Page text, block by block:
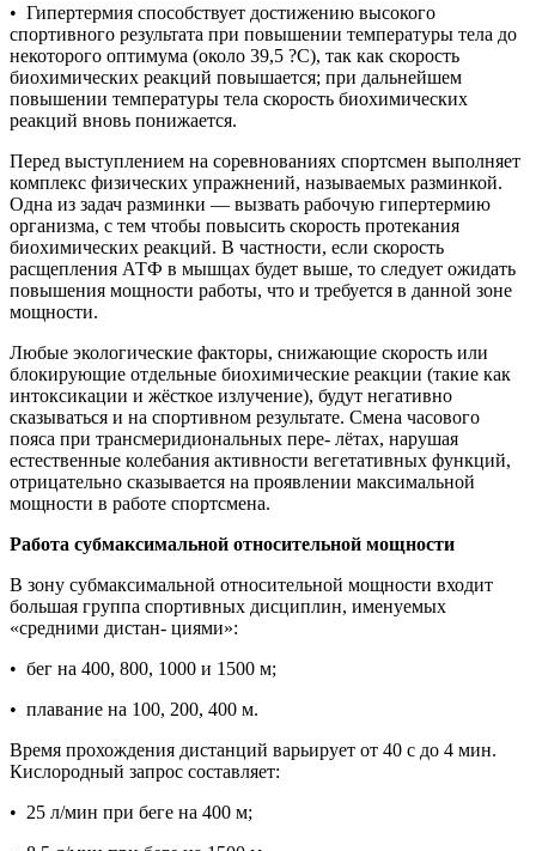
• Гипертермия способствует достижению высокого
спортивного результата при повышении температуры тела до
некоторого оптимума (около 39,5 ?C), так как скорость
биохимических реакций повышается; при дальнейшем
повышении температуры тела скорость биохимических
реакций вновь понижается.
Перед выступлением на соревнованиях спортсмен выполняет
комплекс физических упражнений, называемых разминкой.
Одна из задач разминки — вызвать рабочую гипертермию
организма, с тем чтобы повысить скорость протекания
биохимических реакций. В частности, если скорость
расщепления АТФ в мышцах будет выше, то следует ожидать
повышения мощности работы, что и требуется в данной зоне
мощности.
Любые экологические факторы, снижающие скорость или
блокирующие отдельные биохимические реакции (такие как
интоксикации и жёсткое излучение), будут негативно
сказываться и на спортивном результате. Смена часового
пояса при трансмеридиональных пере- лётах, нарушая
естественные колебания активности вегетативных функций,
отрицательно сказывается на проявлении максимальной
мощности в работе спортсмена.
Работа субмаксимальной относительной мощности
В зону субмаксимальной относительной мощности входит
большая группа спортивных дисциплин, именуемых
«средними дистан- циями»:
• бег на 400, 800, 1000 и 1500 м;
• плавание на 100, 200, 400 м.
Время прохождения дистанций варьирует от 40 с до 4 мин.
Кислородный запрос составляет:
• 25 л/мин при беге на 400 м;